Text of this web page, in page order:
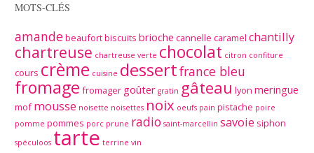
MOTS-CLÉS
amandebeaufortbiscuits brioche cannelle caramel chantilly
chartreuse chartreuse verte chocolat citron confiture
cours crème cuisine dessertfrance bleu
fromage fromager goûter gratin gâteau lyon meringue
mof mousse noisette noisettes noix oeufs pain pistache poire
pomme pommes porc prune radio saint-marcellin savoie siphon
spéculoos tarte terrine vin